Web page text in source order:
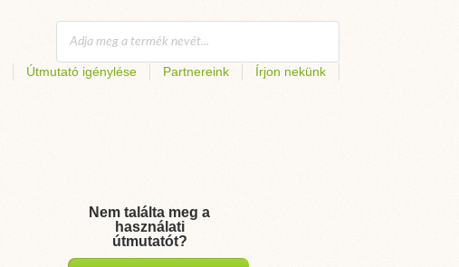
Útmutató igénylése Partnereink Írjon nekünk
Nem találta meg a
használati
útmutatót?